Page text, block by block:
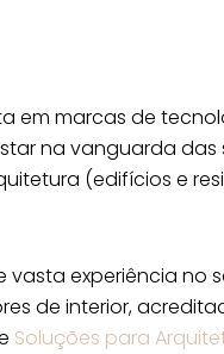
em marcas de
na vanguarda das
(edifícios e
experiência no
de interior,
Soluções para